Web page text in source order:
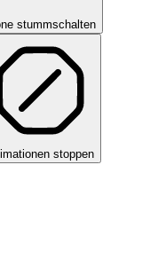
stummschalten
stoppen